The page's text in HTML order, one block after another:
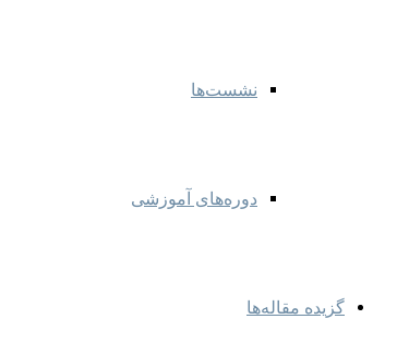
نشست‌ها
دوره‌های آموزشی
گزیده مقاله‌ها